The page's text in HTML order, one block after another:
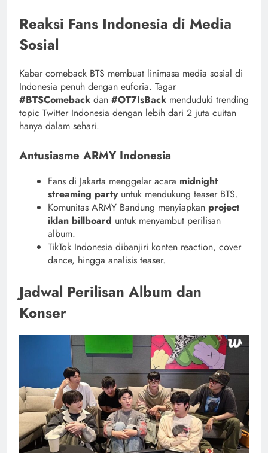
Reaksi Fans Indonesia di Media
Sosial
Kabar comeback BTS membuat linimasa media sosial di
Indonesia penuh dengan euforia. Tagar
#BTSComeback dan #OT7IsBack menduduki trending
topic Twitter Indonesia dengan lebih dari 2 juta cuitan
hanya dalam sehari.
Antusiasme ARMY Indonesia
Fans di Jakarta menggelar acara midnight
streaming partyuntuk mendukung teaser BTS.
Komunitas ARMY Bandung menyiapkan project
iklan billboard untuk menyambut perilisan
album.
TikTok Indonesia dibanjiri konten reaction, cover
dance, hingga analisis teaser.
Jadwal Perilisan Album dan
Konser